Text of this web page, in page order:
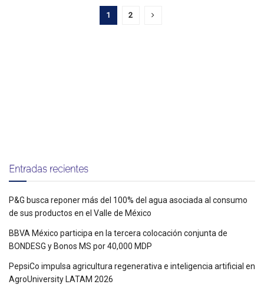
1 2
Entradas recientes
P&G busca reponer más del 100% del agua asociada al consumo
de sus productos en el Valle de México
BBVA México participa en la tercera colocación conjunta de
BONDESG y Bonos MS por 40,000 MDP
PepsiCo impulsa agricultura regenerativa e inteligencia artificial en
AgroUniversity LATAM 2026